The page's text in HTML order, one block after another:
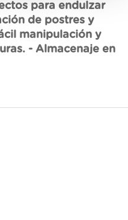
para endulzar
de postres y
manipulación y
- Almacenaje en